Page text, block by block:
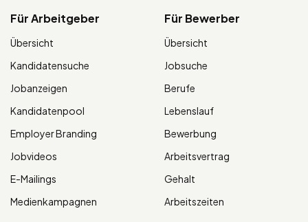
Für Arbeitgeber
Übersicht
Kandidatensuche
Jobanzeigen
Kandidatenpool
Employer Branding
Jobvideos
E-Mailings
Medienkampagnen
Für Bewerber
Übersicht
Jobsuche
Berufe
Lebenslauf
Bewerbung
Arbeitsvertrag
Gehalt
Arbeitszeiten